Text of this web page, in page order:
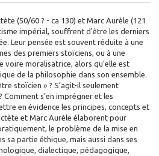
(50/60 ? - ca 130) et Marc Aurèle (121
impérial, souffrent d'être les derniers
Leur pensée est souvent réduite à une
des premiers stoïciens, ou à une
voire moralisatrice, alors qu’elle est
de la philosophie dans son ensemble.
stoïcien » ? S’agit-il seulement
Comment s’en imprégner et les
en évidence les principes, concepts et
et Marc Aurèle élaborent pour
le problème de la mise en
sa partie éthique, mais aussi dans ses
dialectique, pédagogique,